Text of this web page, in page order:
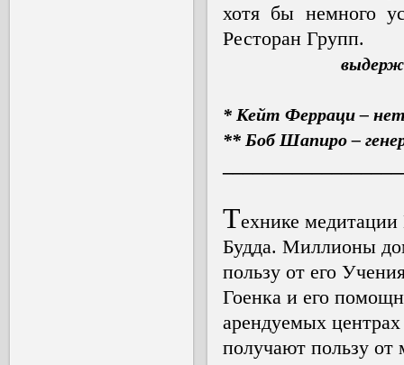
хотя бы немного
Ресторан Групп.
* Кейт Ферраци–
** Боб Шапиро–
Технике медитации
Будда. Миллионы
пользу от его
Гоенка и его
арендуемых
получают пользу от